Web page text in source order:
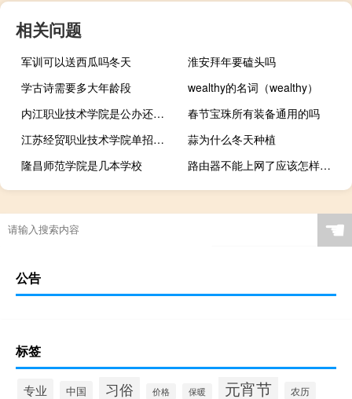
相关问题
军训可以送西瓜吗冬天
淮安拜年要磕头吗
学古诗需要多大年龄段
wealthy的名词（wealthy）
内江职业技术学院是公办还是民办
春节宝珠所有装备通用的吗
江苏经贸职业技术学院单招要求
蒜为什么冬天种植
隆昌师范学院是几本学校
路由器不能上网了应该怎样弄?（路由器不能上网了）
☚
公告
标签
专业 中国 习俗 价格 保暖 元宵节 农历